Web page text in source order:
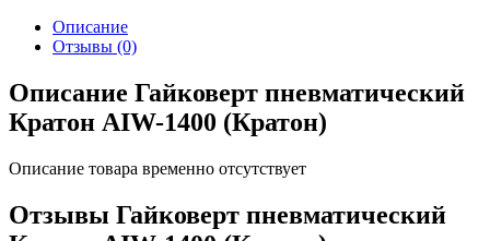
Описание
Отзывы (0)
Описание Гайковерт пневматический
Кратон AIW-1400 (Кратон)
Описание товара временно отсутствует
Отзывы Гайковерт пневматический